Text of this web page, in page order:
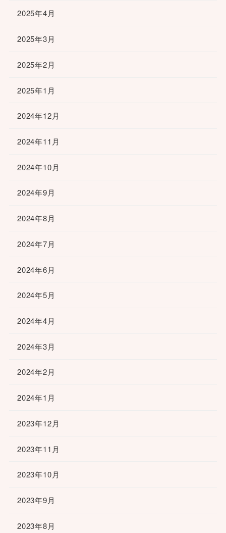
2025年4月
2025年3月
2025年2月
2025年1月
2024年12月
2024年11月
2024年10月
2024年9月
2024年8月
2024年7月
2024年6月
2024年5月
2024年4月
2024年3月
2024年2月
2024年1月
2023年12月
2023年11月
2023年10月
2023年9月
2023年8月